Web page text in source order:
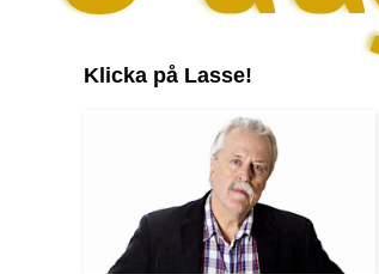
Klicka på Lasse!